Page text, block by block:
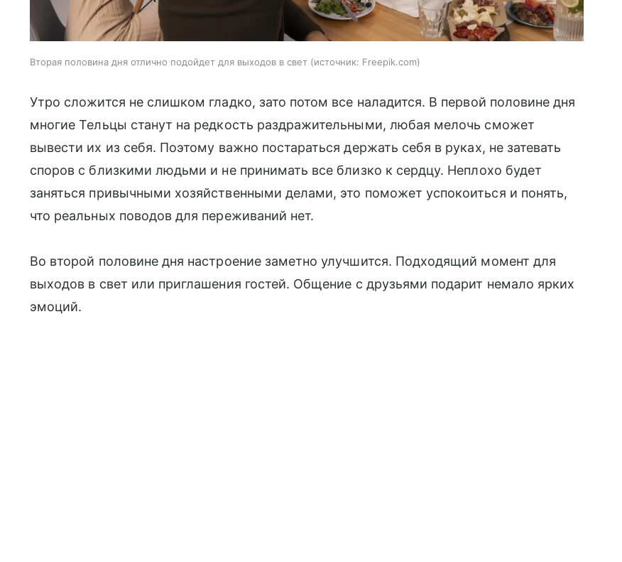
Вторая половина дня отлично подойдет для выходов в свет источник: Freepik.com
Утро сложится не слишком гладко, зато потом все наладится. В первой половине дня
многие Тельцы станут на редкость раздражительными, любая мелочь сможет
вывести их из себя. Поэтому важно постараться держать себя в руках, не затевать
споров с близкими людьми и не принимать все близко к сердцу. Неплохо будет
заняться привычными хозяйственными делами, это поможет успокоиться и понять,
что реальных поводов для переживаний нет.
Во второй половине дня настроение заметно улучшится. Подходящий момент для
выходов в свет или приглашения гостей. Общение с друзьями подарит немало ярких
эмоций.